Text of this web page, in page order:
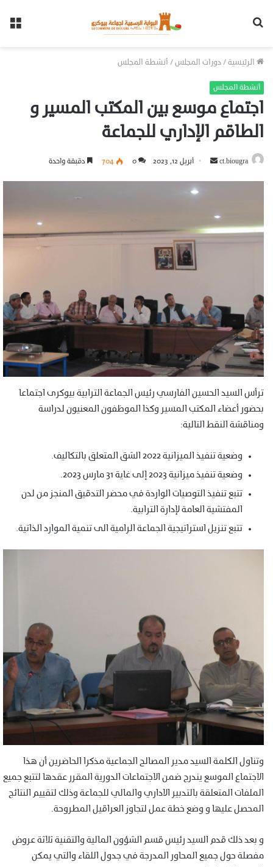
الرئيسية / دورات المجلس / أنشطة المجلس
أنشطة المجلس
اجتماع موسع بين المكتب المسير و
الطاقم الإداري للجماعة
ct.biougra
أرسل
إلكترونيا
أبريل 12, 2023 0
704 دقيقة واحدة
ترأس السيد الحسين الفارسي رئيس الجماعة الترابية بيوكرى اجتماعا
بحضور أعضاء المكتب المسير وكذا الموظفون المعنيون لدراسة
ومناقشة النقط التالية:
وضعية تنفيذ الميزانية 2022 الشق المتعلق بالتكاليف.
وضعية تنفيذ ميزانية 2023 إلى غاية 31 مارس 2023.
تتبع تنفيذ التوصيات الواردة في محضر التدقيق المنجز من لدن
المفتشية العامة لإدارة الترابية.
تتبع تنزيل استراتيجية الجماعة الرامية الى تنمية الموارد الذاتية.
وتناول الكلمة السيد مدير المصالح الجماعية مذكرا الحاضرين أن هذا
الاجتماع الموسع يندرج ضمن الاجتماعات الدورية المقرر عقدها لتتبع جميع
الملفات المتعلقة بالتدبير الاداري والمالي للجماعة وذلك لتقييم النتائج
المحصل عليها و وضع خطة عمل لتجاوز العراقيل المطروحة.
و بعد ذلك قدم السيد رئيس قسم الشؤون المالية والتقنية ثلاثة عروض
مفصلة حول جميع المحاور المدرجة في جدول اللقاء والتي يمكن